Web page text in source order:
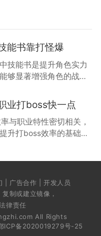
能书靠打怪爆
技能书是提升角色实力
够显著增强角色的战斗
击败怪物获得不同等级
能书的品质和类型有所
业打boss快一点
与职业特性密切相关，
升打boss效率的基础方
| 广告合作 | 开发人员
制或建立镜像，
律责任
All Rights
ICP备2020019279号-25